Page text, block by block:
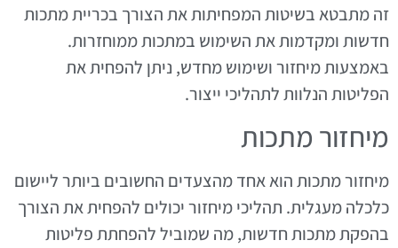
זה מתבטא בשיטות המפחיתות את הצורך בכריית מתכות
חדשות ומקדמות את השימוש במתכות ממוחזרות.
באמצעות מיחזור ושימוש מחדש, ניתן להפחית את
הפליטות הנלוות לתהליכי ייצור.
מיחזור מתכות
מיחזור מתכות הוא אחד מהצעדים החשובים ביותר ליישום
כלכלה מעגלית. תהליכי מיחזור יכולים להפחית את הצורך
בהפקת מתכות חדשות, מה שמוביל להפחתת פליטות